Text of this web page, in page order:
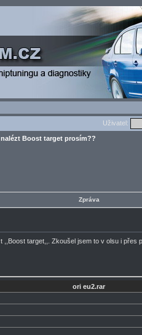
Uživatel:
Boost target prosím??
Zpráva
,,Boost target,,. Zkoušel jsem to v olsu i přes
ori eu2.rar